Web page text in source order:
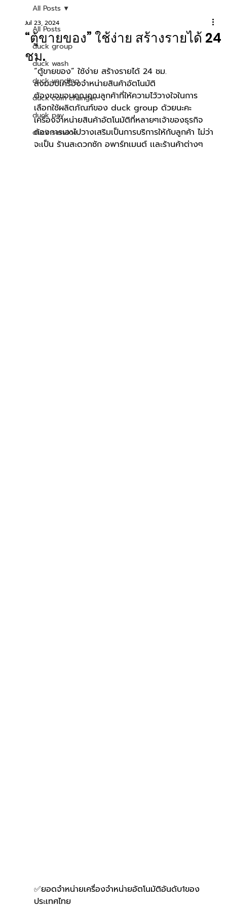
All Posts
duck group
duck wash
duck vending
duck coin changer
duck pay
duck service
All Posts
“ตู้ขายของ” ใช้ง่าย สร้างรายได้ 24
ชม.
Jul 23, 2024
“ตู้ขายของ” ใช้ง่าย สร้างรายได้ 24 ชม.
ส่งมอบเครื่องจำหน่ายสินค้าอัตโนมัติ
ต้องขอขอบคุณคุณลูกค้าที่ให้ความไว้วางใจในการ
เลือกใช้ผลิตภัณฑ์ของ duck group ด้วยนะคะ
เครื่องจำหน่ายสินค้าอัตโนมัติที่หลายๆเจ้าของธุรกิจ
ต้องการเอาไปวางเสริมเป็นการบริการให้กับลูกค้า ไม่ว่า
จะเป็น ร้านสะดวกซัก อพาร์ทเมนต์ เเละร้านค้าต่างๆ
✅ยอดจำหน่ายเครื่องจำหน่ายอัตโนมัติอันดับ1ของ
ประเทศไทย